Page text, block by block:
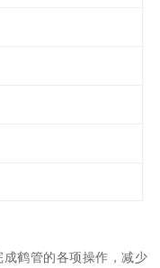
鹤管的各项操作，减少